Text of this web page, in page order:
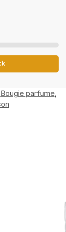
Bougie parfume,